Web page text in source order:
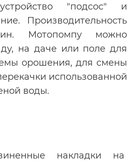
"подсос" и
Производительность
Мотопомпу можно
на даче или поле для
орошения, для смены
использованной
воды.
накладки на